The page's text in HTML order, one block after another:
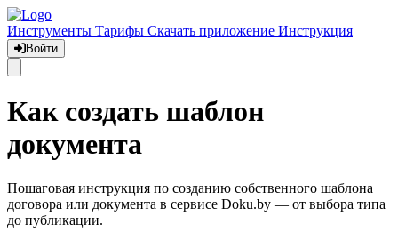
Инструменты Тарифы Скачать приложение Инструкция
Войти
Как создать шаблон
документа
Пошаговая инструкция по созданию собственного шаблона
договора или документа в сервисе Doku.by — от выбора типа
до публикации.